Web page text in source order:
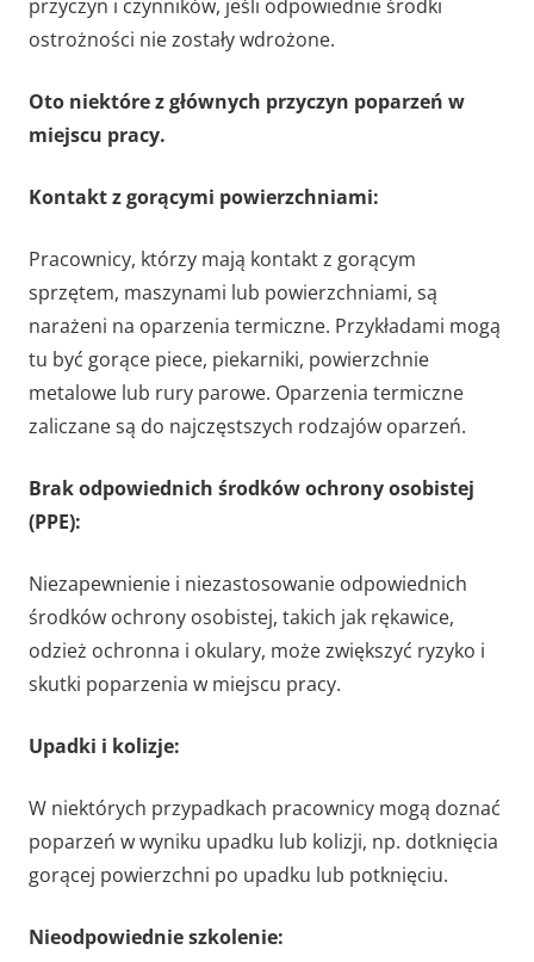
przyczyn i czynników, jeśli odpowiednie środki
ostrożności nie zostały wdrożone.
Oto niektóre z głównych przyczyn poparzeń w
miejscu pracy.
Kontakt z gorącymi powierzchniami:
Pracownicy, którzy mają kontakt z gorącym
sprzętem, maszynami lub powierzchniami, są
narażeni na oparzenia termiczne. Przykładami mogą
tu być gorące piece, piekarniki, powierzchnie
metalowe lub rury parowe. Oparzenia termiczne
zaliczane są do najczęstszych rodzajów oparzeń.
Brak odpowiednich środków ochrony osobistej
(PPE):
Niezapewnienie i niezastosowanie odpowiednich
środków ochrony osobistej, takich jak rękawice,
odzież ochronna i okulary, może zwiększyć ryzyko i
skutki poparzenia w miejscu pracy.
Upadki i kolizje:
W niektórych przypadkach pracownicy mogą doznać
poparzeń w wyniku upadku lub kolizji, np. dotknięcia
gorącej powierzchni po upadku lub potknięciu.
Nieodpowiednie szkolenie: